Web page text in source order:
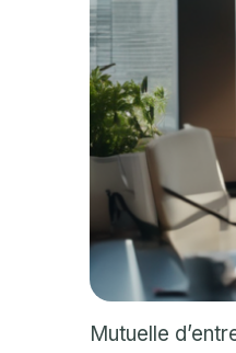
Mutuelle